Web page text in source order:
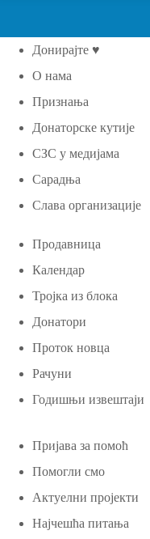
Донирајте ♥
О нама
Признања
Донаторске кутије
СЗС у медијама
Сарадња
Слава организације
Продавница
Календар
Тројка из блока
Донатори
Проток новца
Рачуни
Годишњи извештаји
Пријава за помоћ
Помогли смо
Актуелни пројекти
Најчешћа питања